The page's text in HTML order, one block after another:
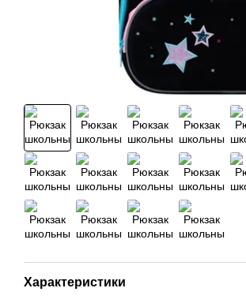
Характеристики